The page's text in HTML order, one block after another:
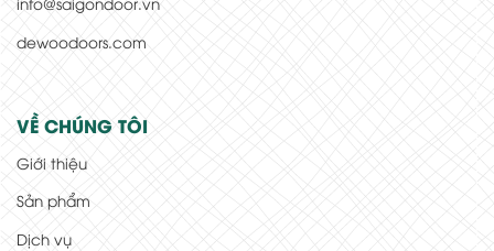
dewoodoors.com
VỀ CHÚNG TÔI
Giới thiệu
Sản phẩm
Dịch vụ